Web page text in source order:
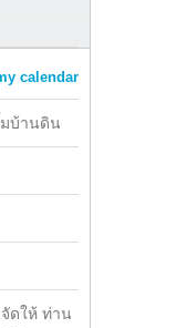
calendar
บ้านดิน
ดให้ ท่าน